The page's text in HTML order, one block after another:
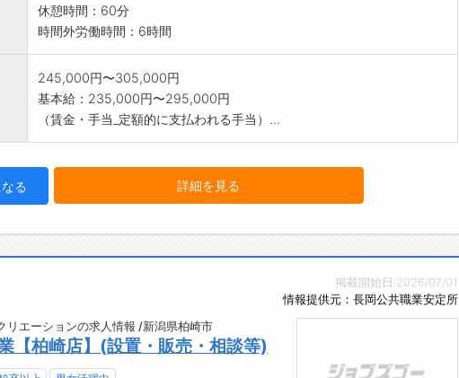
休憩時間：60分
時間外労働時間：6時間
245,000円〜305,000円
基本給：235,000円〜295,000円
（賃金・手当_定額的に支払われる手当）...
る 詳細を見る
掲載開始日:2026/07/01
情報提供元：長岡公共職業安定所
エーションの求人情報 /新潟県柏崎市
【柏崎店】(設置・販売・相談等)